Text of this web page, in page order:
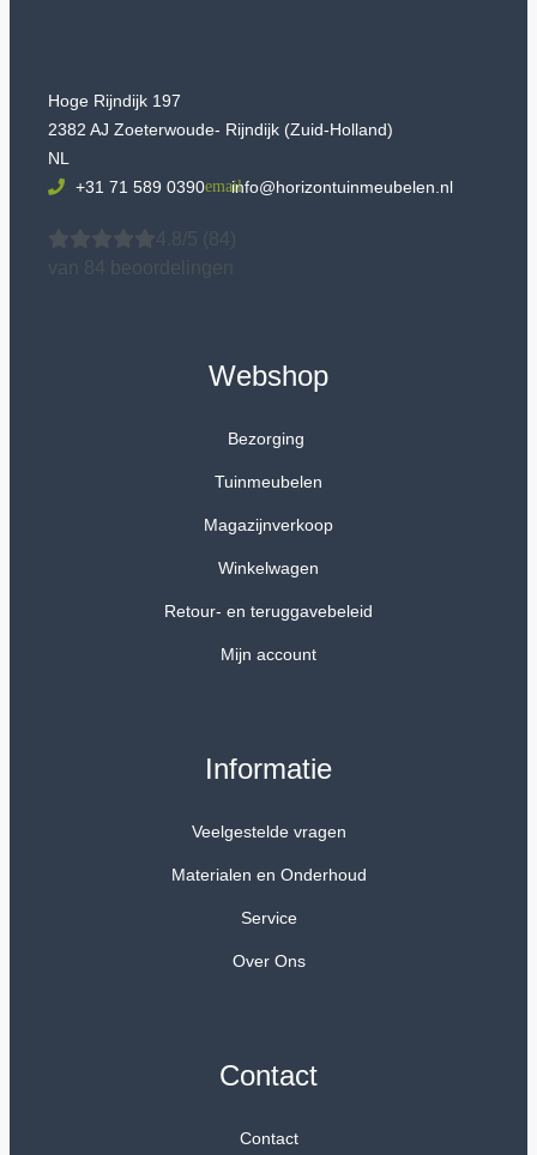
Hoge Rijndijk 197
2382 AJ Zoeterwoude- Rijndijk (Zuid-Holland)
NL
+31 71 589 0390
info@horizontuinmeubelen.nl
4.8/5
(84)
van 84 beoordelingen
Webshop
Bezorging
Tuinmeubelen
Magazijnverkoop
Winkelwagen
Retour- en teruggavebeleid
Mijn account
Informatie
Veelgestelde vragen
Materialen en Onderhoud
Service
Over Ons
Contact
Contact